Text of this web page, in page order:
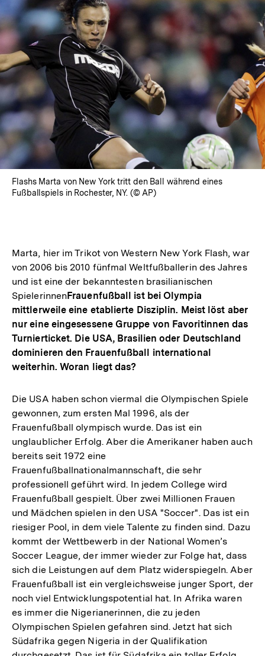
Flashs Marta von New York tritt den Ball während eines
Fußballspiels in Rochester, NY. (© AP)
Marta, hier im Trikot von Western New York Flash, war
von 2006 bis 2010 fünfmal Weltfußballerin des Jahres
und ist eine der bekanntesten brasilianischen
SpielerinnenFrauenfußball ist bei Olympia
mittlerweile eine etablierte Disziplin. Meist löst aber
nur eine eingesessene Gruppe von Favoritinnen das
Turnierticket. Die USA, Brasilien oder Deutschland
dominieren den Frauenfußball international
weiterhin. Woran liegt das?
Die USA haben schon viermal die Olympischen Spiele
gewonnen, zum ersten Mal 1996, als der
Frauenfußball olympisch wurde. Das ist ein
unglaublicher Erfolg. Aber die Amerikaner haben auch
bereits seit 1972 eine
Frauenfußballnationalmannschaft, die sehr
professionell geführt wird. In jedem College wird
Frauenfußball gespielt. Über zwei Millionen Frauen
und Mädchen spielen in den USA "Soccer". Das ist ein
riesiger Pool, in dem viele Talente zu finden sind. Dazu
kommt der Wettbewerb in der National Women’s
Soccer League, der immer wieder zur Folge hat, dass
sich die Leistungen auf dem Platz widerspiegeln. Aber
Frauenfußball ist ein vergleichsweise junger Sport, der
noch viel Entwicklungspotential hat. In Afrika waren
es immer die Nigerianerinnen, die zu jeden
Olympischen Spielen gefahren sind. Jetzt hat sich
Südafrika gegen Nigeria in der Qualifikation